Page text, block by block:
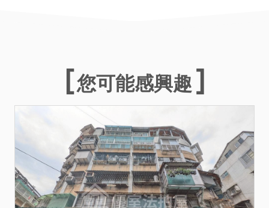
屬違建，得標人應自負拆除
義務或被主管機關拆除 之風
險，不得異議。業經新北市
25日新北拆認二字第
1083175634 號函知執行法
院已認定其為違章建築，違
建現況係垂直及水平增建違
章建築(包含屋頂及陽 台)、
您可能感興趣